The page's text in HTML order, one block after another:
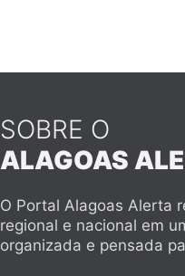
SOBRE O
ALAGOAS
O Portal Alagoas Alerta
regional e nacional em
organizada e pensada